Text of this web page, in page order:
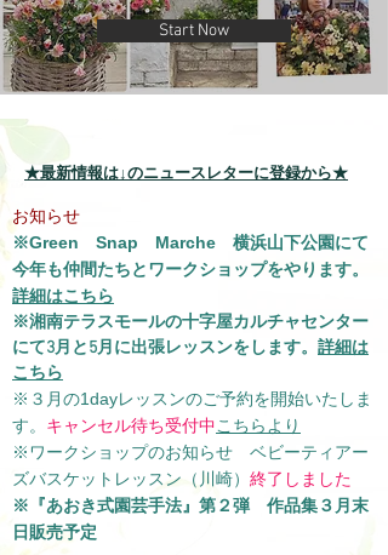
Start Now
お知らせ
※Green Snap Marche 横浜山下公園にて
今年も仲間たちとワークショップをやります。
詳細はこちら
※​湘南テラスモールの十字屋カルチャセンター
にて3月と5月に出張レッスンをします。 詳細は
こちら
※３月の1dayレッスンのご予約を開始いたしま
す。 キャンセル待ち受付中こちらより
※​ワークショップのお知らせ ベビーティアー
ズバスケットレッスン（川崎） 終了しました
※『あおき式園芸手法』第２弾 作品集３月末
日販売予定
★最新情報は↓のニュースレターに登録から★